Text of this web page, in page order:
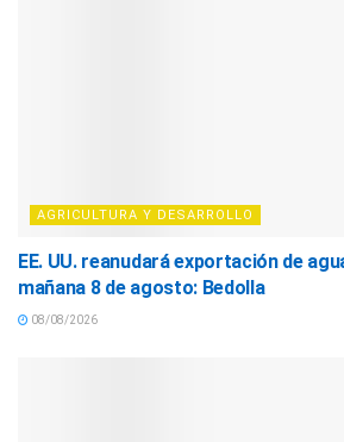
AGRICULTURA Y DESARROLLO
EE. UU. reanudará exportación de
mañana 8 de agosto: Bedolla
08/08/2026